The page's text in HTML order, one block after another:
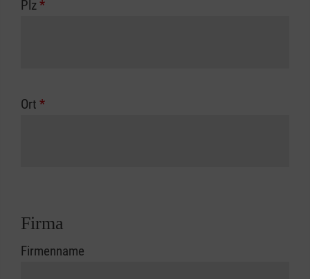
Plz*
Ort *
Firma
Firmenname